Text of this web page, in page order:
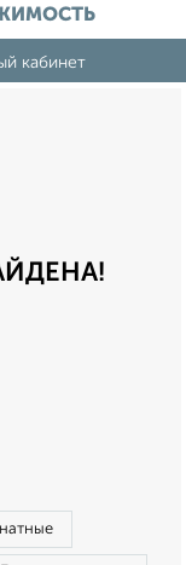
кабинет